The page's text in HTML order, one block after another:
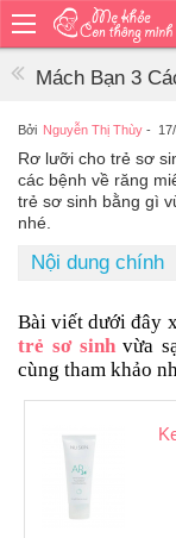
chủ
ăn
Bé
vệ
sinh
Bé
mặc
Bé
đi
ra
ngoài
Mách Bạn 3
Bởi Nguyễn Thị Thùy -
Rơ lưỡi cho trẻ sơ
các bệnh về răng
trẻ sơ sinh bằng gì
nhé.
Nội dung chính
Bài viết dưới đây
trẻ sơ sinhvừa
cùng tham khảo